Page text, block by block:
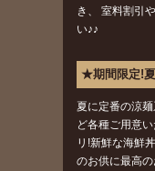
き、 室料割引
い♪♪
★期間限定!
夏に定番の涼
ど各種ご用意
リ!新鮮な海鮮
のお供に最高